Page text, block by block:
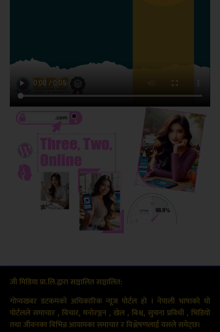
जी मिडिया प्रा.लि.द्वारा सञ्चालित सञ्चालित:
गोप्यखबर डटकमको अधिकारिक न्यूज पोर्टल हो । नेपाली भाषाको यो
पोर्टलले समाचार , विचार, मनोरञ्जन , खेल , बिश्व, सुचना प्रविधी , भिडियो
तथा जीवनका विभिन्न आयामका समाचार र विश्लेषणलाई यसले समेट्छ।